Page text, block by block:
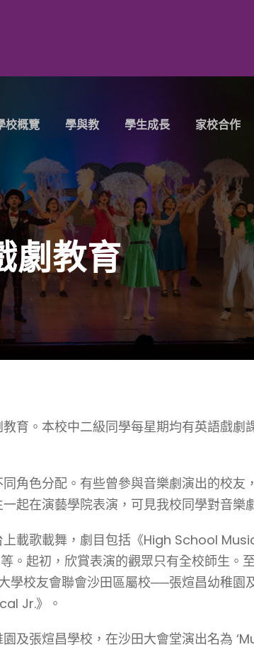
校概覽 學與教 學生成長 家校合作
劇教育
育。本校中二級同學每星期均有英語戲劇
角色分配。有些曾參與音樂劇演出的校友
起在演藝學院表演，可見我校同學對音樂
載歌載舞，劇目包括《High School
起初，欣賞表演的觀眾只有全校師生。
校友會聯會沙田區屬校──張煊昌幼稚園
Jr.》。
張煊昌學校，在沙田大會堂演出名為